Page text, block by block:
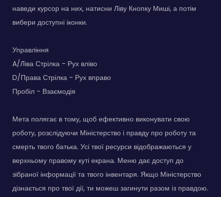
наведи курсор на них, натисни Ліву Кнопку Миші, а потім
вибери доступні іконки.
Управління
A/Ліва Стрілка - Рух вліво
D/Права Стрілка - Рух вправо
Пробіл - Взаємодія
Мета полягає в тому, щоб ефективно виконувати свою
роботу, розслідуючи Міністерство і правду про роботу та
смерть твого батька. Усі твої ресурси відображаються у
верхньому правому куті екрана. Меню дає доступ до
зібраної інформації та твого інвентаря. Якщо Міністерство
дізнається про твої дії, ти можеш загинути разом із правдою.